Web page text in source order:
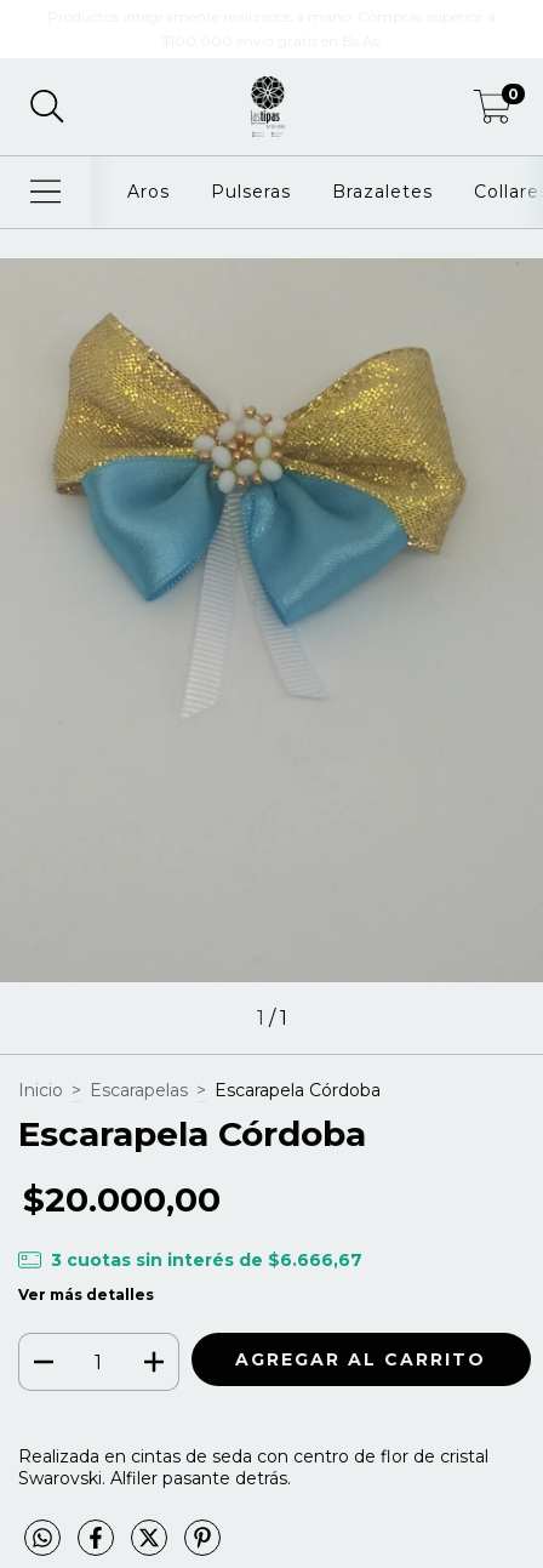
0
Aros Pulseras Brazaletes
1 /1
Inicio > Escarapelas > Escarapela Córdoba
Escarapela Córdoba
$20.000,00
3 cuotas sin interés de $6.666,67
Ver más detalles
Realizada en cintas de seda con centro de flor de cristal
Swarovski. Alfiler pasante detrás.